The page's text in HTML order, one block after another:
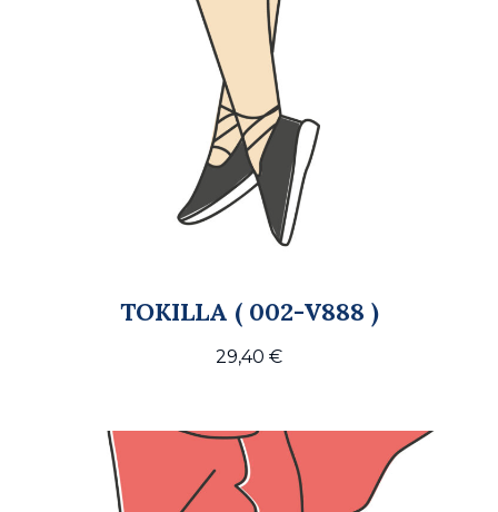
TOKILLA ( 002-V888 )
29,40 €